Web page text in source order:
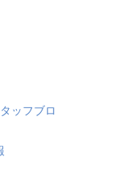
ッフブロ